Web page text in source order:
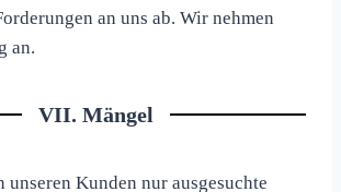
an uns ab. Wir nehmen
an.
VII. Mängel
unseren Kunden nur ausgesuchte